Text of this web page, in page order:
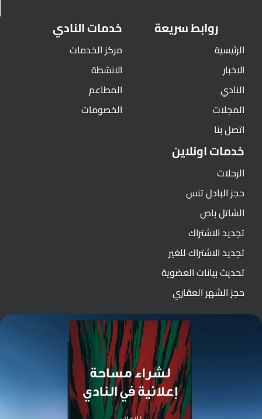
روابط سريعة
الرئيسية
الاخبار
النادي
المجلات
اتصل بنا
خدمات النادي
مركز الخدمات
الانشطة
المطاعم
الخصومات
خدمات اونلاين
الرحلات
حجز البادل تنس
الشاتل باص
تجديد الاشتراك
تجديد الاشتراك للغير
تحديث بيانات العضوية
حجز الشهر العقاري